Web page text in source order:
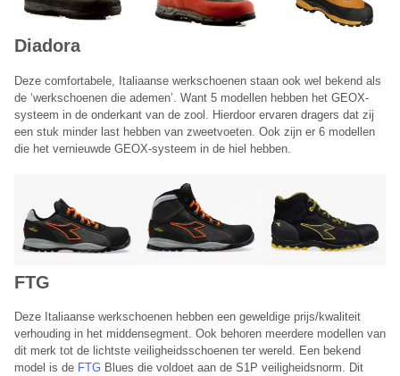
Diadora
Deze comfortabele, Italiaanse werkschoenen staan ook wel bekend als
de ‘werkschoenen die ademen’. Want 5 modellen hebben het GEOX-
systeem in de onderkant van de zool. Hierdoor ervaren dragers dat zij
een stuk minder last hebben van zweetvoeten. Ook zijn er 6 modellen
die het vernieuwde GEOX-systeem in de hiel hebben.
FTG
Deze Italiaanse werkschoenen hebben een geweldige prijs/kwaliteit
verhouding in het middensegment. Ook behoren meerdere modellen van
dit merk tot de lichtste veiligheidsschoenen ter wereld. Een bekend
model is de FTG Blues die voldoet aan de S1P veiligheidsnorm. Dit